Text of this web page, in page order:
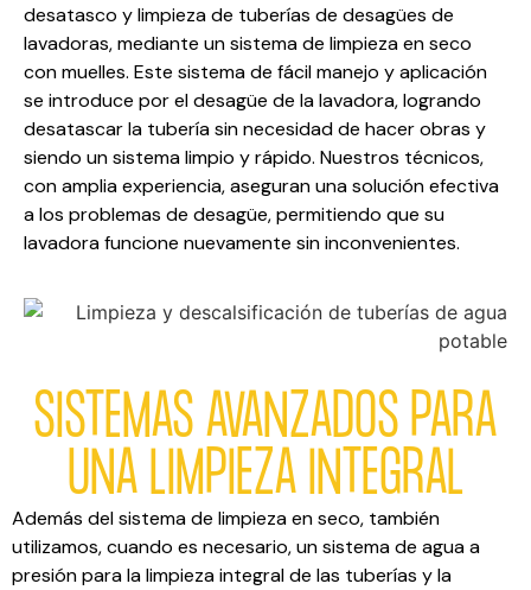
desatasco y limpieza de tuberías de desagües de
lavadoras, mediante un sistema de limpieza en seco
con muelles. Este sistema de fácil manejo y aplicación
se introduce por el desagüe de la lavadora, logrando
desatascar la tubería sin necesidad de hacer obras y
siendo un sistema limpio y rápido. Nuestros técnicos,
con amplia experiencia, aseguran una solución efectiva
a los problemas de desagüe, permitiendo que su
lavadora funcione nuevamente sin inconvenientes.
SISTEMAS AVANZADOS PARA
UNA LIMPIEZA INTEGRAL
Además del sistema de limpieza en seco, también
utilizamos, cuando es necesario, un sistema de agua a
presión para la limpieza integral de las tuberías y la